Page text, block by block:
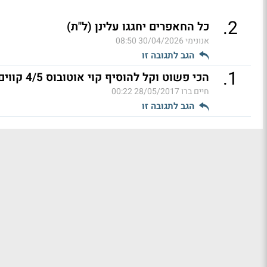
2
. כל החאפרים יחגגו עלינן (ל"ת)
אנונימי30/04/2026 08:50
הגב לתגובה זו
1
. הכי פשוט וקל להוסיף קוי אוטובוס 4/5 קווים למרכז הארץ
חיים ברו28/05/2017 00:22
הגב לתגובה זו